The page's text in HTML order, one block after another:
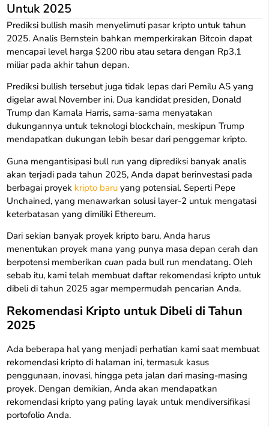
Untuk 2025
Prediksi bullish masih menyelimuti pasar kripto untuk tahun
2025. Analis Bernstein bahkan memperkirakan Bitcoin dapat
mencapai level harga $200 ribu atau setara dengan Rp3,1
miliar pada akhir tahun depan.
Prediksi bullish tersebut juga tidak lepas dari Pemilu AS yang
digelar awal November ini. Dua kandidat presiden, Donald
Trump dan Kamala Harris, sama-sama menyatakan
dukungannya untuk teknologi blockchain, meskipun Trump
mendapatkan dukungan lebih besar dari penggemar kripto.
Guna mengantisipasi bull run yang diprediksi banyak analis
akan terjadi pada tahun 2025, Anda dapat berinvestasi pada
berbagai proyek kripto baru yang potensial. Seperti Pepe
Unchained, yang menawarkan solusi layer-2 untuk mengatasi
keterbatasan yang dimiliki Ethereum.
Dari sekian banyak proyek kripto baru, Anda harus
menentukan proyek mana yang punya masa depan cerah dan
berpotensi memberikancuan pada bull run mendatang. Oleh
sebab itu, kami telah membuat daftar rekomendasi kripto untuk
dibeli di tahun 2025 agar mempermudah pencarian Anda.
Rekomendasi Kripto untuk Dibeli di Tahun
2025
Ada beberapa hal yang menjadi perhatian kami saat membuat
rekomendasi kripto di halaman ini, termasuk kasus
penggunaan, inovasi, hingga peta jalan dari masing-masing
proyek. Dengan demikian, Anda akan mendapatkan
rekomendasi kripto yang paling layak untuk mendiversifikasi
portofolio Anda.